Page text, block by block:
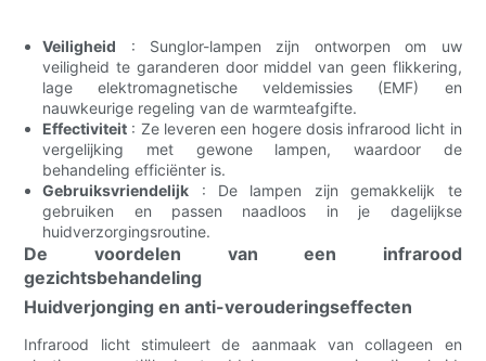
Veiligheid : Sunglor-lampen zijn ontworpen om uw
veiligheid te garanderen door middel van geen flikkering,
lage elektromagnetische veldemissies (EMF) en
nauwkeurige regeling van de warmteafgifte.
Effectiviteit : Ze leveren een hogere dosis infrarood licht in
vergelijking met gewone lampen, waardoor de
behandeling efficiënter is.
Gebruiksvriendelijk : De lampen zijn gemakkelijk te
gebruiken en passen naadloos in je dagelijkse
huidverzorgingsroutine.
De voordelen van een infrarood
gezichtsbehandeling
Huidverjonging en anti-verouderingseffecten
Infrarood licht stimuleert de aanmaak van collageen en